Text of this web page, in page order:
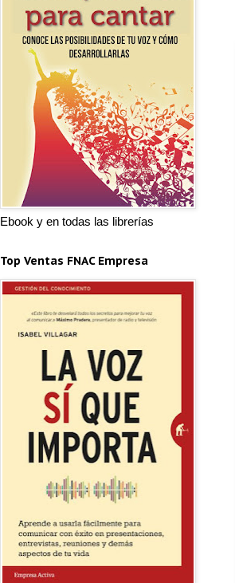
Ebook y en todas las librerías
Top Ventas FNAC Empresa